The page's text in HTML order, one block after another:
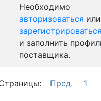
Пред. 1
Необходимо
авторизоваться или
зарегистрироваться
и заполнить
поставщика.